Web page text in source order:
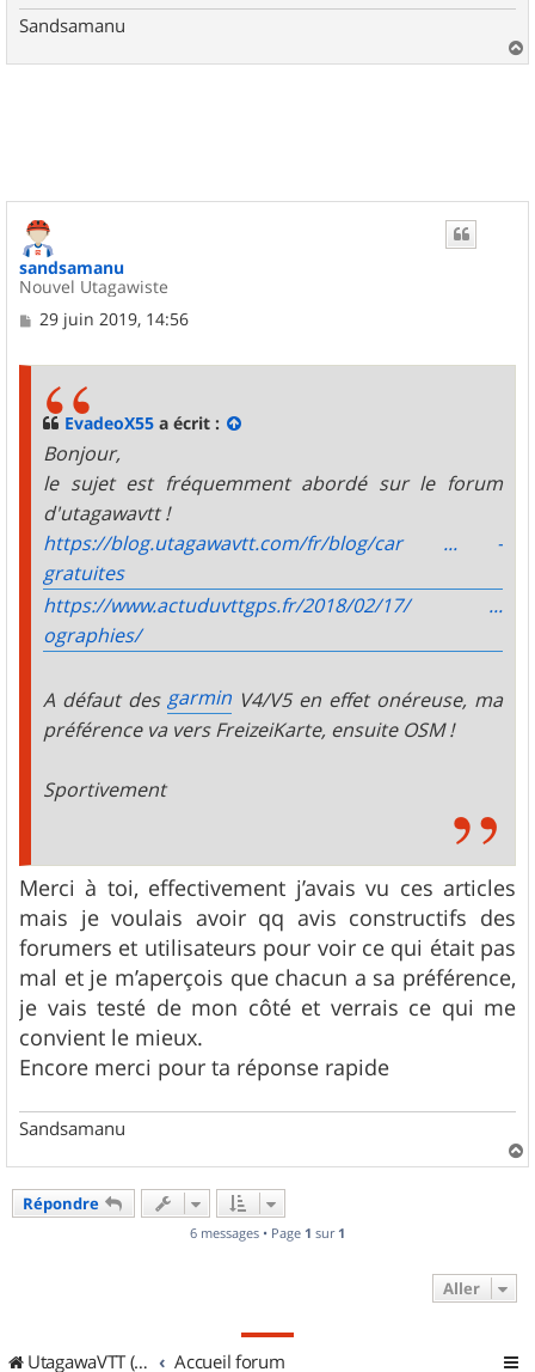
Sandsamanu
a
sandsamanu
Nouvel Utagawiste
M
29 juin 2019, 14:56
EvadeoX55 a écrit :
Bonjour,
le sujet est fréquemment abordé sur le forum
d'utagawavtt !
https://blog.utagawavtt.com/fr/blog/car ... -
gratuites
https://www.actuduvttgps.fr/2018/02/17/ ...
ographies/
A défaut des garmin V4/V5 en effet onéreuse, ma
préférence va vers FreizeiKarte, ensuite OSM !
Sportivement
Merci à toi, effectivement j’avais vu ces articles
mais je voulais avoir qq avis constructifs des
forumers et utilisateurs pour voir ce qui était pas
mal et je m’aperçois que chacun a sa préférence,
je vais testé de mon côté et verrais ce qui me
convient le mieux.
Encore merci pour ta réponse rapide
Sandsamanu
a
Répondre
6 messages • Page 1 sur 1
Aller
UtagawaVTT (Randos VTT et VTTAE avec traces GPS) Accueil forum